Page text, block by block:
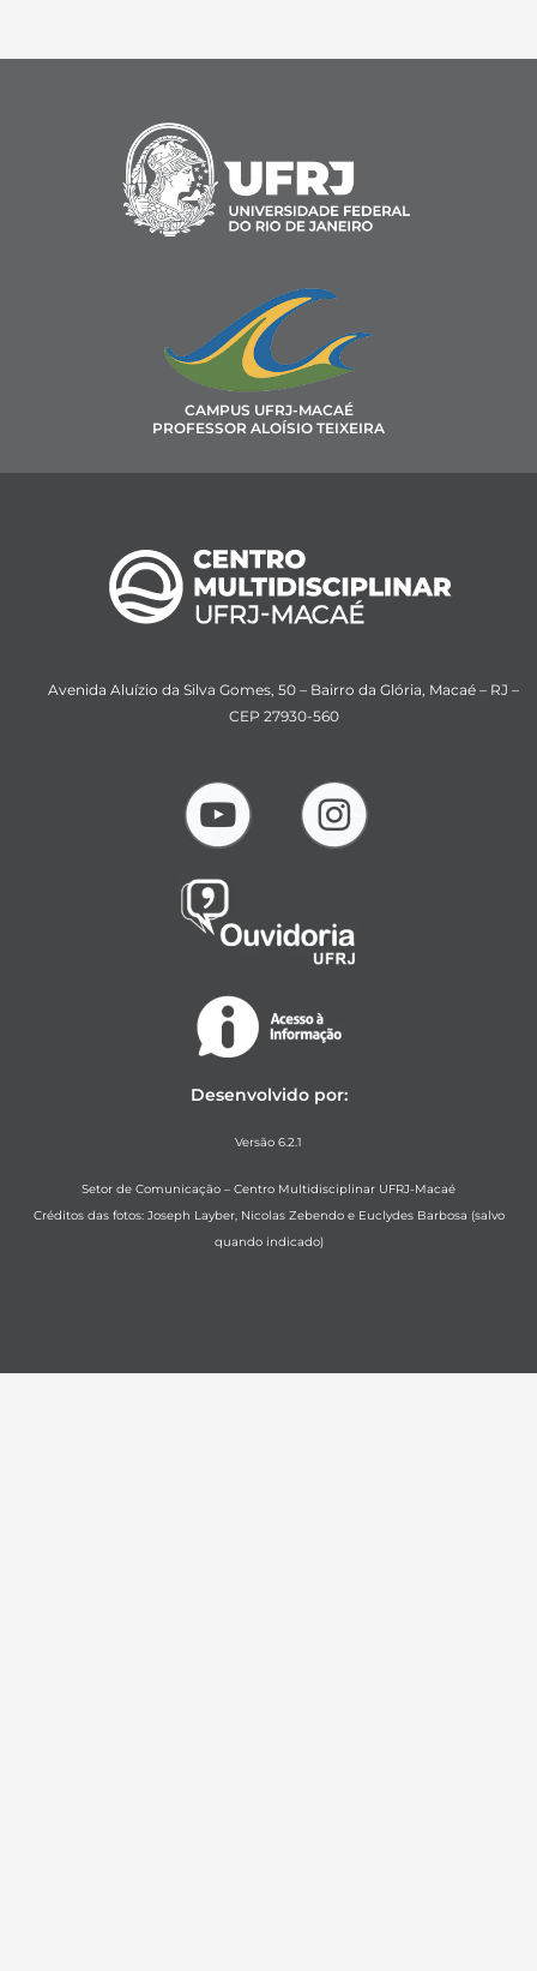
CAMPUS UFRJ-MACAÉ
PROFESSOR ALOÍSIO TEIXEIRA
Avenida Aluízio da Silva Gomes, 50 – Bairro da Glória, Macaé – RJ –
CEP 27930-560
Desenvolvido por:
Versão 6.2.1
Setor de Comunicação – Centro Multidisciplinar UFRJ-Macaé
Créditos das fotos: Joseph Layber, Nicolas Zebendo e Euclydes Barbosa (salvo
quando indicado)